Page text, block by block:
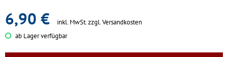
6,90 € inkl. MwSt.zzgl. Versandkosten
ab Lager verfügbar